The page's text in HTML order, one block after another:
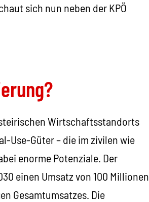
sich nun neben der KPÖ
Wirtschaftsstandorts
Use-Güter – die im zivilen wie
enorme Potenziale. Der
einen Umsatz von 100 Millionen
Gesamtumsatzes. Die